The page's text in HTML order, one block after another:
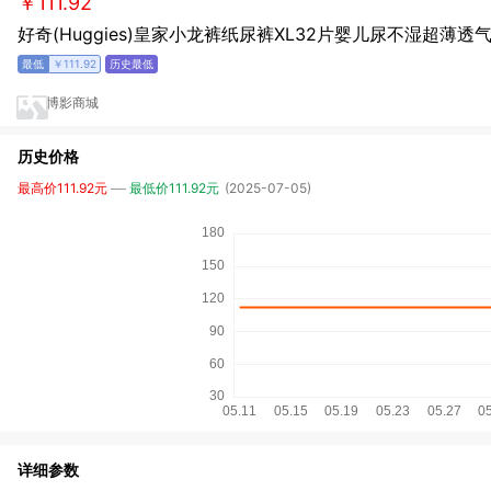
好奇(Huggies)皇家小龙裤纸尿裤XL32片婴儿尿不湿超薄透气
￥111.92
博影商城
历史价格
最高价111.92元 最低价111.92元 (2025-07-05)
详细参数